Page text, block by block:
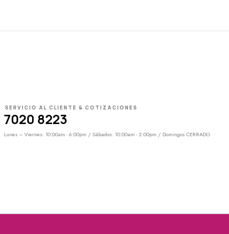
SERVICIO AL CLIENTE & COTIZACIONES
7020 8223
Lunes – Viernes: 10:00am - 6:00pm / Sábados: 10:00am - 2:00pm / Domingos CERRADO